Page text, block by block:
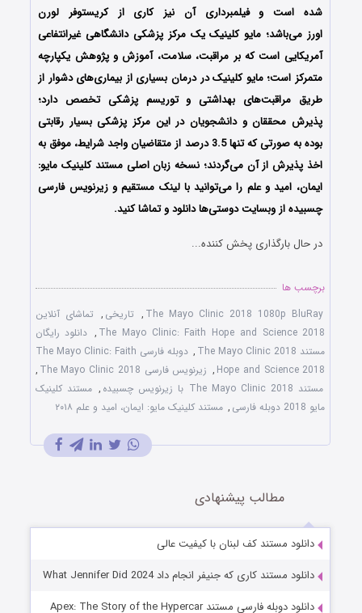
شده است و فیلمبرداری آن نیز کاری از کریستوفر لورن
اورز می‌باشد؛ مایو کلینیک یک مرکز پزشکی دانشگاهی غیرانتفاعی
آمریکایی است که بر مراقبت، سلامت، آموزش و پژوهش یکپارچه
متمرکز است؛ مایو کلینیک در درمان بسیاری از بیماری‌های دشوار از
طریق مراقبت‌های بهداشتی و توریسم پزشکی تخصص دارد؛
پذیرش محققان و دانشجویان در این مرکز پزشکی بسیار رقابتی
بوده به صورتی که تنها 3.5 درصد از متقاضیان واجد شرایط، موفق به
اخذ پذیرش از آن می‌گردند؛ نسخه زبان اصلی مستند کلینیک مایو:
ایمان، امید و علم را می‌توانید با لینک مستقیم و زیرنویس فارسی
چسبیده از وبسایت دوستی‌ها دانلود و تماشا کنید.
در حال بارگذاری پخش کننده...
برچسب ها
The Mayo Clinic 2018 1080p BluRay
, تاریخی , تماشای آنلاین
The Mayo Clinic: Faith Hope and Science 2018
, دانلود رایگان
مستند The Mayo Clinic 2018
,
دوبله فارسی The Mayo Clinic: Faith
Hope and Science 2018
, زیرنویس فارسی The Mayo Clinic 2018
,
مستند The Mayo Clinic 2018 با زیرنویس چسبیده
, مستند کلینیک
مایو 2018 دوبله فارسی
, مستند کلینیک مایو: ایمان، امید و علم ۲۰۱۸
مطالب پیشنهادی
دانلود مستند کف لبنان با کیفیت عالی
دانلود مستند کاری که جنیفر انجام داد What Jennifer Did 2024
دانلود دوبله فارسی مستند Apex: The Story of the Hypercar